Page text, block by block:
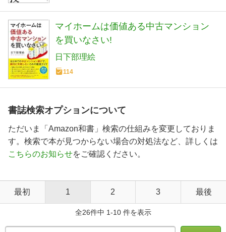
マイホームは価値ある中古マンション
を買いなさい!
日下部理絵
114
書誌検索オプションについて
ただいま「Amazon和書」検索の仕組みを変更しておりま
す。検索で本が見つからない場合の対処法など、詳しくは
こちらのお知らせをご確認ください。
最初 1 2 3 最後
全26件中 1-10 件を表示